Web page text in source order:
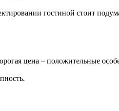
гостиной стоит
цена – положительные
.